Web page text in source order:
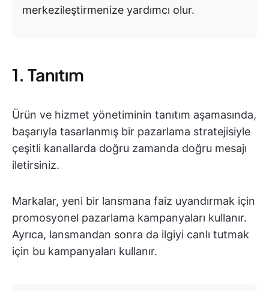
merkezileştirmenize yardımcı olur.
1. Tanıtım
Ürün ve hizmet yönetiminin tanıtım aşamasında,
başarıyla tasarlanmış bir pazarlama stratejisiyle
çeşitli kanallarda doğru zamanda doğru mesajı
iletirsiniz.
Markalar, yeni bir lansmana faiz uyandırmak için
promosyonel pazarlama kampanyaları kullanır.
Ayrıca, lansmandan sonra da ilgiyi canlı tutmak
için bu kampanyaları kullanır.